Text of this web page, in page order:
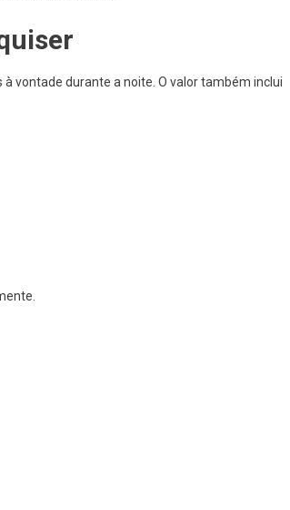
vontade durante a noite. O valor também inclui